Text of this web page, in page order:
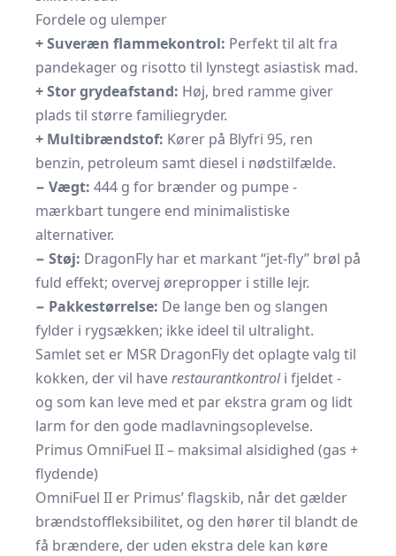
Fordele og ulemper
+ Suveræn flammekontrol: Perfekt til alt fra
pandekager og risotto til lynstegt asiastisk mad.
+ Stor grydeafstand: Høj, bred ramme giver
plads til større familiegryder.
+ Multibrændstof: Kører på Blyfri 95, ren
benzin, petroleum samt diesel i nødstilfælde.
− Vægt: 444 g for brænder og pumpe -
mærkbart tungere end minimalistiske
alternativer.
− Støj: DragonFly har et markant “jet-fly” brøl på
fuld effekt; overvej ørepropper i stille lejr.
− Pakkestørrelse: De lange ben og slangen
fylder i rygsækken; ikke ideel til ultralight.
Samlet set er MSR DragonFly det oplagte valg til
kokken, der vil haverestaurantkontroli fjeldet -
og som kan leve med et par ekstra gram og lidt
larm for den gode madlavningsoplevelse.
Primus OmniFuel II – maksimal alsidighed (gas +
flydende)
OmniFuel II er Primus’ flagskib, når det gælder
brændstof­fleksibilitet, og den hører til blandt de
få brændere, der uden ekstra dele kan køre